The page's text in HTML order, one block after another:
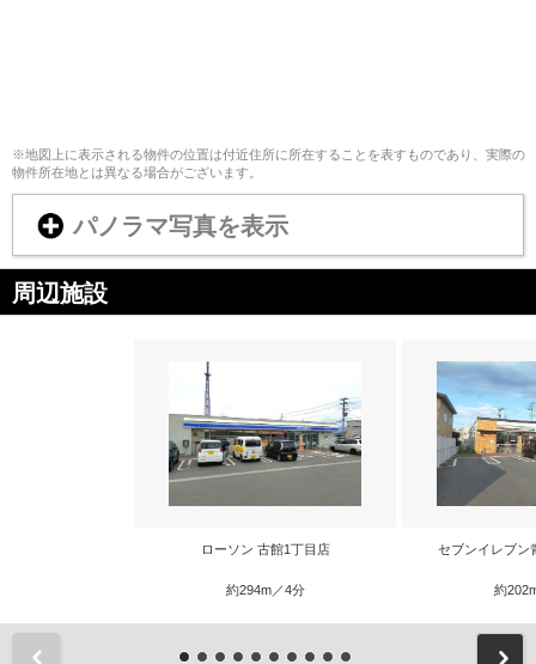
※地図上に表示される物件の位置は付近住所に所在することを表すものであり、実際の
物件所在地とは異なる場合がございます。
パノラマ写真を表示
周辺施設
ローソン 古館1丁目店
約294m／4分
セブンイレブン
約